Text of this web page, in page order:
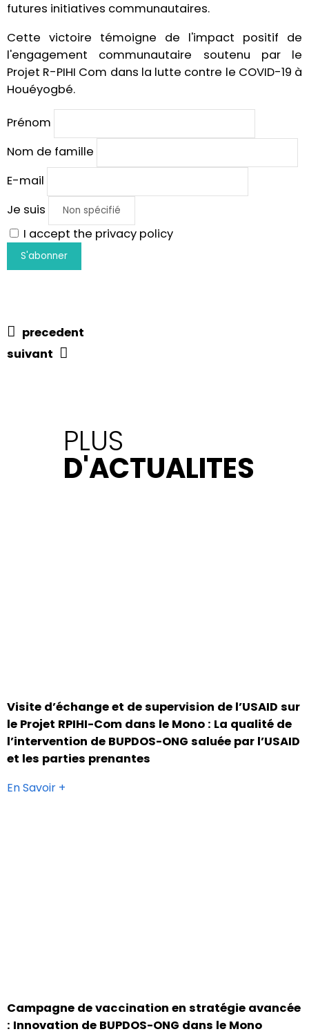
futures initiatives communautaires.
Cette victoire témoigne de l'impact positif de
l'engagement communautaire soutenu par le
Projet R-PIHI Com dans la lutte contre le COVID-19 à
Houéyogbé.
Prénom
Nom de famille
E-mail
Je suis
I accept the privacy policy
precedent
suivant
PLUS
D'ACTUALITES
Visite d’échange et de supervision de l’USAID sur
le Projet RPIHI-Com dans le Mono : La qualité de
l’intervention de BUPDOS-ONG saluée par l’USAID
et les parties prenantes
En Savoir +
Campagne de vaccination en stratégie avancée
: Innovation de BUPDOS-ONG dans le Mono